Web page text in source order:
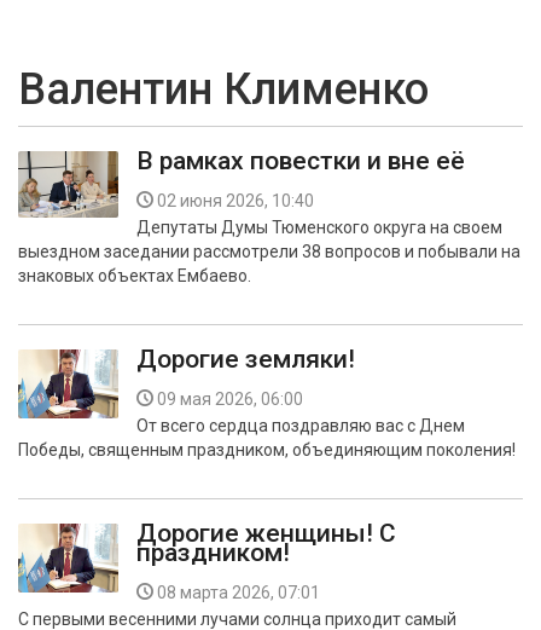
ОБЩЕСТВО
ЭКОНОМИКА
КУЛЬТУРА
БЕЗОПАСНОСТЬ
АРХИВ PDF
Валентин Клименко
В рамках повестки и вне её
02 июня 2026, 10:40
Депутаты Думы Тюменского округа на своем
выездном заседании рассмотрели 38 вопросов и побывали на
знаковых объектах Ембаево.
Дорогие земляки!
09 мая 2026, 06:00
От всего сердца поздравляю вас с Днем
Победы, священным праздником, объединяющим поколения!
Дорогие женщины! С
праздником!
08 марта 2026, 07:01
С первыми весенними лучами солнца приходит самый